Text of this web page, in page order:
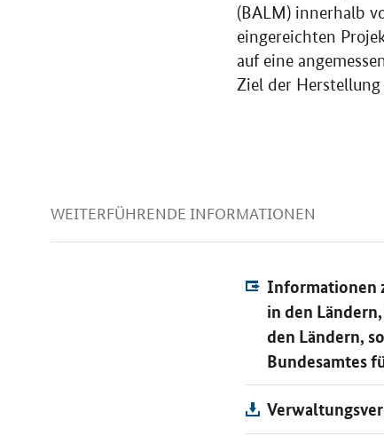
(BALM) innerhalb
eingereichten
auf eine
Ziel der
WEITERFÜHRENDE INFORMATIONEN
Informationen
in den
den Ländern,
Bundesamtes